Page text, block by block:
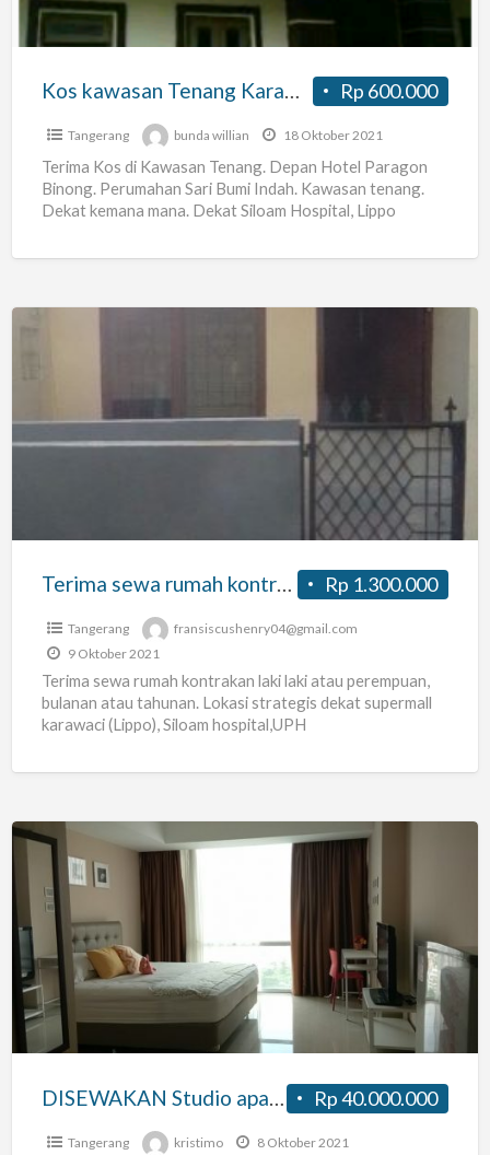
Rp 600.000
Kos kawasan Tenang Karawaci Tangerang
Tangerang bunda willian 18 Oktober 2021
Terima Kos di Kawasan Tenang. Depan Hotel Paragon
Binong. Perumahan Sari Bumi Indah. Kawasan tenang.
Dekat kemana mana. Dekat Siloam Hospital, Lippo
rumah
kontrakan
atau
bulanan
atau
tahunan
Rp 1.300.000
Terima sewa rumah kontrakan laki laki atau perempuan, bulanan atau tahunan
Tangerang
fransiscushenry04@gmail.com
9 Oktober 2021
Terima sewa rumah kontrakan laki laki atau perempuan,
bulanan atau tahunan. Lokasi strategis dekat supermall
karawaci (Lippo), Siloam hospital,UPH
WIFI,springbed,waterheater,AC, lemari,kamar mandi[…]
DISEWAKAN
Studio
apartement
U
Residence,
Lippo
Karawaci
Rp 40.000.000
Tangerang kristimo 8 Oktober 2021